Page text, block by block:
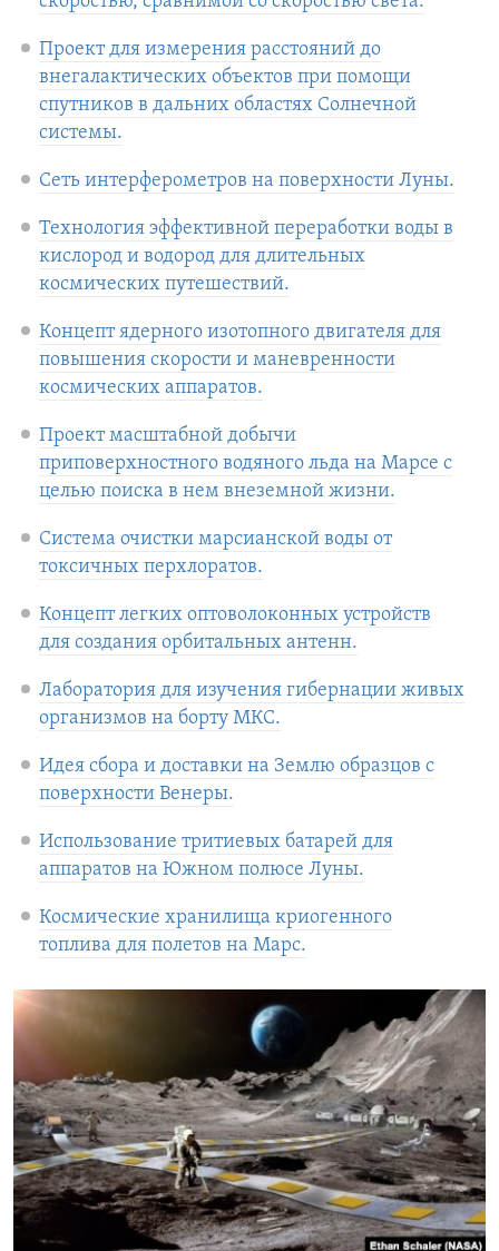
Проект для измерения расстояний до
внегалактических объектов при помощи
спутников в дальних областях Солнечной
системы.
Сеть интерферометров на поверхности Луны.
Технология эффективной переработки воды в
кислород и водород для длительных
космических путешествий.
Концепт ядерного изотопного двигателя для
повышения скорости и маневренности
космических аппаратов.
Проект масштабной добычи
приповерхностного водяного льда на Марсе с
целью поиска в нем внеземной жизни.
Система очистки марсианской воды от
токсичных перхлоратов.
Концепт легких оптоволоконных устройств
для создания орбитальных антенн.
Лаборатория для изучения гибернации живых
организмов на борту МКС.
Идея сбора и доставки на Землю образцов с
поверхности Венеры.
Использование тритиевых батарей для
аппаратов на Южном полюсе Луны.
Космические хранилища криогенного
топлива для полетов на Марс.